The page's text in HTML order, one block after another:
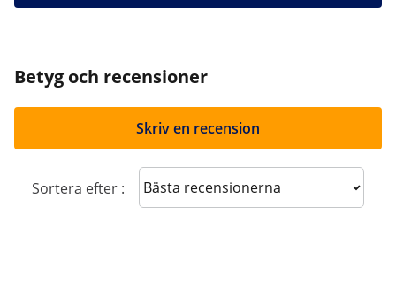
Betyg och recensioner
Skriv en recension
Sortera efter : Sort reviews